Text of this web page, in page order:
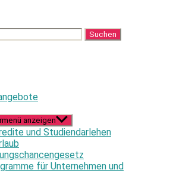
anzeigen
und Studiendarlehen
für Unternehmen und